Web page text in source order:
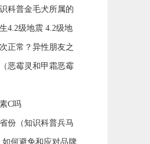
科普金毛犬所属的
4.2级地震 4.2级地
正常？异性朋友之
恶霉灵和甲霜恶霉
C吗
份（知识科普兵马
何避免和应对品牌